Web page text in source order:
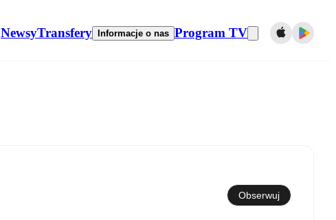
NewsyTransfery Informacje o nas Program TV
Obserwuj